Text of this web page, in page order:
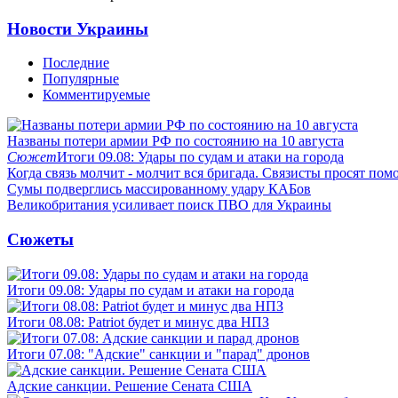
Новости Украины
Последние
Популярные
Комментируемые
Названы потери армии РФ по состоянию на 10 августа
СюжетИтоги 09.08: Удары по судам и атаки на города
Когда связь молчит - молчит вся бригада. Связисты просят
Сумы подверглись массированному удару КАБов
Великобритания усиливает поиск ПВО для Украины
Сюжеты
Итоги 09.08: Удары по судам и атаки на города
Итоги 08.08: Patriot будет и минус два НПЗ
Итоги 07.08: "Адские" санкции и "парад" дронов
Адские санкции. Решение Сената США